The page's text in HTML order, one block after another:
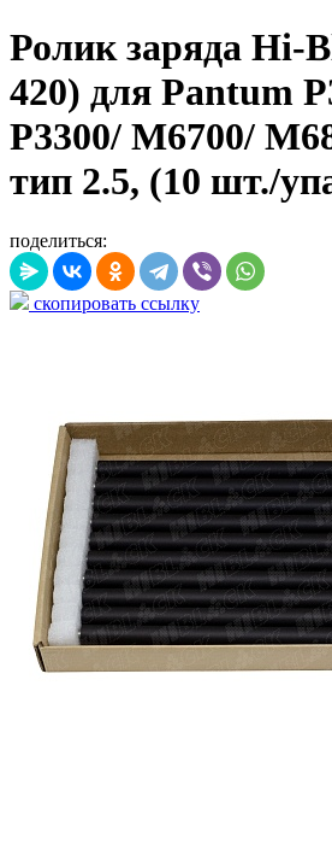
Ролик заряда Hi-
420) для Pantum
P3300/ M6700/
тип 2.5, (10 шт./
поделиться:
скопировать ссылку